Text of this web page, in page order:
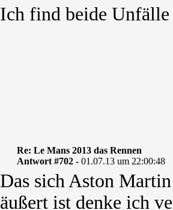
Ich find beide
Re: Le Mans 2013 das Rennen
Antwort #702 - 01.07.13 um 22:00:48
Das sich Aston
äußert ist denke ich